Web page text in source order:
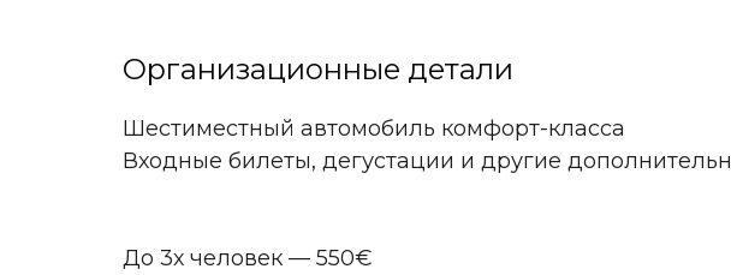
Организационные детали
Шестиместный автомобиль комфорт-класса
Входные билеты, дегустации и другие
До 3х человек — 550€